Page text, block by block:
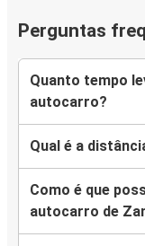
Perguntas
Quanto tempo
autocarro?
Qual é a
Como é que
autocarro de